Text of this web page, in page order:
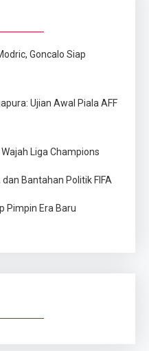
Goncalo Siap
Ujian Awal Piala AFF
Liga Champions
Bantahan Politik FIFA
Pimpin Era Baru